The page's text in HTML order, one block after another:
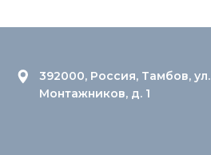
392000, Россия, Тамбов, ул.
Монтажников, д. 1